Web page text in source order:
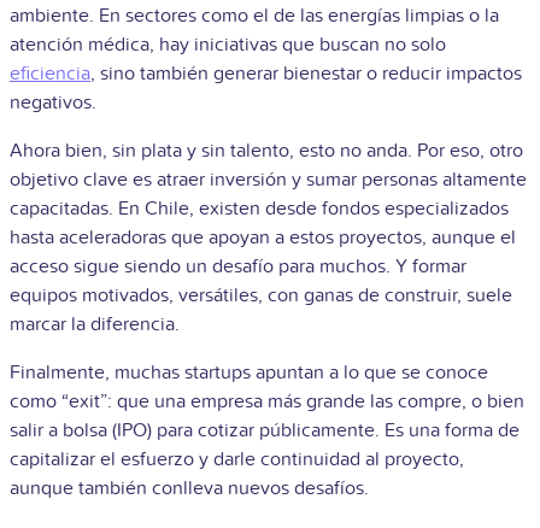
ambiente. En sectores como el de las energías limpias o la
atención médica, hay iniciativas que buscan no solo
eficiencia, sino también generar bienestar o reducir impactos
negativos.
Ahora bien, sin plata y sin talento, esto no anda. Por eso, otro
objetivo clave es atraer inversión y sumar personas altamente
capacitadas. En Chile, existen desde fondos especializados
hasta aceleradoras que apoyan a estos proyectos, aunque el
acceso sigue siendo un desafío para muchos. Y formar
equipos motivados, versátiles, con ganas de construir, suele
marcar la diferencia.
Finalmente, muchas startups apuntan a lo que se conoce
como “exit”: que una empresa más grande las compre, o bien
salir a bolsa (IPO) para cotizar públicamente. Es una forma de
capitalizar el esfuerzo y darle continuidad al proyecto,
aunque también conlleva nuevos desafíos.